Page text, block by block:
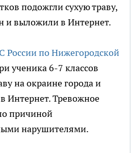
подожгли сухую траву,
и выложили в Интернет.
России по Нижегородской
ученика 6-7 классов
на окраине города и
Интернет. Тревожное
причиной
нарушителями.